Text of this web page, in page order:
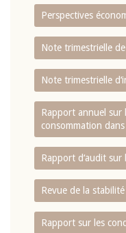
Perspectives
Note trimestrielle
Note trimestrielle
Rapport annuel sur
consommation
Rapport d‘audit sur
Revue de la
Rapport sur les